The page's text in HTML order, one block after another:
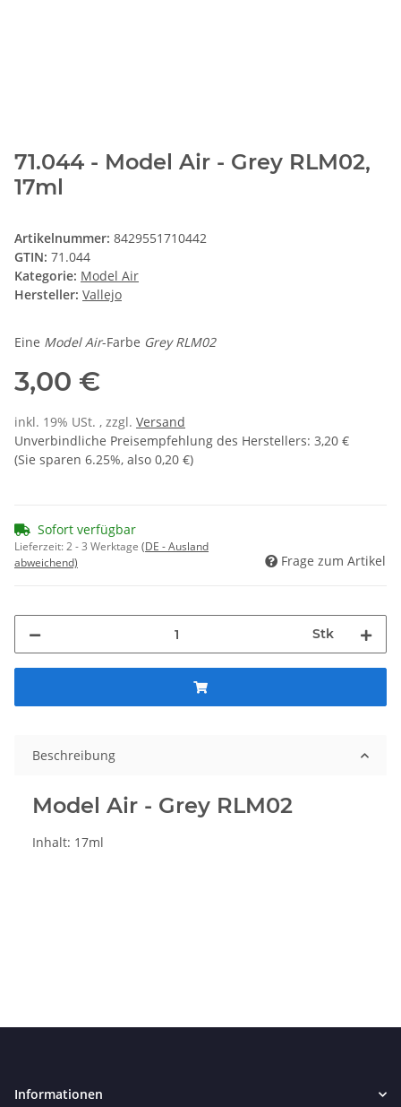
71.044 - Model Air - Grey RLM02,
17ml
Artikelnummer: 8429551710442
GTIN: 71.044
Kategorie: Model Air
Hersteller: Vallejo
Eine Model Air-Farbe Grey RLM02
3,00 €
inkl. 19% USt. , zzgl. Versand
Unverbindliche Preisempfehlung des Herstellers: 3,20 €
(Sie sparen 6.25%, also 0,20 €)
Sofort verfügbar
Lieferzeit:2 - 3 Werktage (DE - Ausland
abweichend)
Frage zum Artikel
Stk
Beschreibung
Model Air - Grey RLM02
Inhalt: 17ml
Informationen